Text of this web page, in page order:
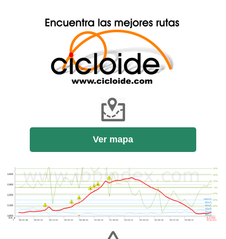
Ver mapa